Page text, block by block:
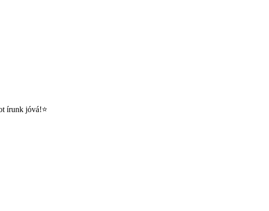
írunk jóvá!⭐